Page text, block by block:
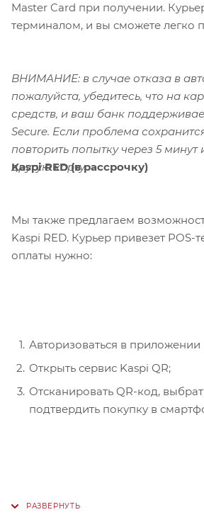
Master Card при получении.
терминалом, и вы сможете легко
ВНИМАНИЕ: в случае отказа в
пожалуйста, убедитесь, что на
средств, и ваш банк
Secure. Если проблема
повторить попытку через 5 минут
другую карту.
Kaspi RED (в рассрочку)
Мы также предлагаем
Kaspi RED. Курьер привезет POS-
оплаты нужно:
Авторизоваться в приложении
Открыть сервис Kaspi QR;
Отсканировать QR-код,
подтвердить покупку в